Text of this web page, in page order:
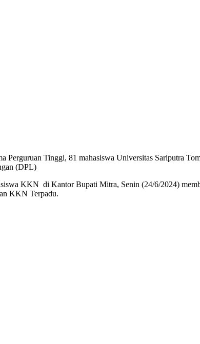
Tinggi, 81 mahasiswa Universitas Sariputra
(DPL)
KKN di Kantor Bupati Mitra, Senin (24/6/2024)
KKN Terpadu.